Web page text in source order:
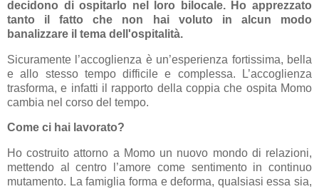
decidono di ospitarlo nel loro bilocale. Ho apprezzato
tanto il fatto che non hai voluto in alcun modo
banalizzare il tema dell'ospitalità.
Sicuramente l’accoglienza è un’esperienza fortissima, bella
e allo stesso tempo difficile e complessa. L’accoglienza
trasforma, e infatti il rapporto della coppia che ospita Momo
cambia nel corso del tempo.
Come ci hai lavorato?
Ho costruito attorno a Momo un nuovo mondo di relazioni,
mettendo al centro l’amore come sentimento in continuo
mutamento. La famiglia forma e deforma, qualsiasi essa sia,